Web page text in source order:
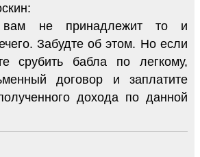
вам не принадлежит то и
Забудте об этом. Но если
срубить бабла по легкому,
договор и заплатите
дохода по данной